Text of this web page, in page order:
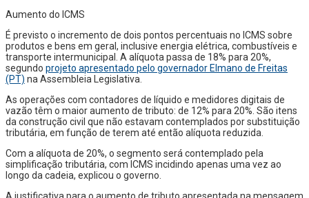
Aumento do ICMS
É previsto o incremento de dois pontos percentuais no ICMS sobre
produtos e bens em geral, inclusive energia elétrica, combustíveis e
transporte intermunicipal. A alíquota passa de 18% para 20%,
segundo projeto apresentado pelo governador Elmano de Freitas
(PT) na Assembleia Legislativa.
As operações com contadores de líquido e medidores digitais de
vazão têm o maior aumento de tributo: de 12% para 20%. São itens
da construção civil que não estavam contemplados por substituição
tributária, em função de terem até então alíquota reduzida.
Com a alíquota de 20%, o segmento será contemplado pela
simplificação tributária, com ICMS incidindo apenas uma vez ao
longo da cadeia, explicou o governo.